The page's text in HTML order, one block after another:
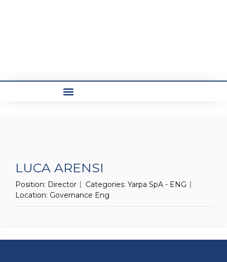
LUCA ARENSI
Position: Director Categories: Yarpa SpA - ENG
Location: Governance Eng